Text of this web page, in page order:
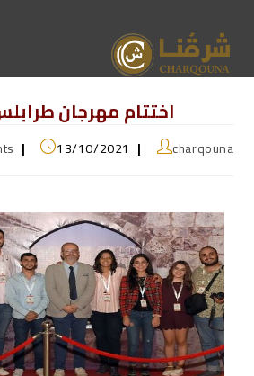
اختتام مهرجان
charqouna
13/10/2021